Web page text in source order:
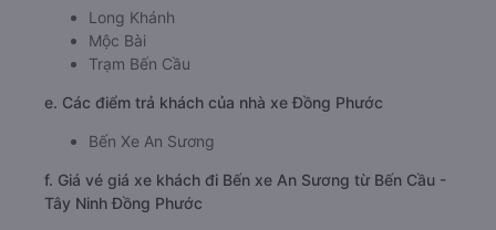
Long Khánh
Mộc Bài
Trạm Bến Cầu
e. Các điểm trả khách của nhà xe Đồng Phước
Bến Xe An Sương
f. Giá vé giá xe khách đi Bến xe An Sương từ Bến Cầu -
Tây Ninh Đồng Phước